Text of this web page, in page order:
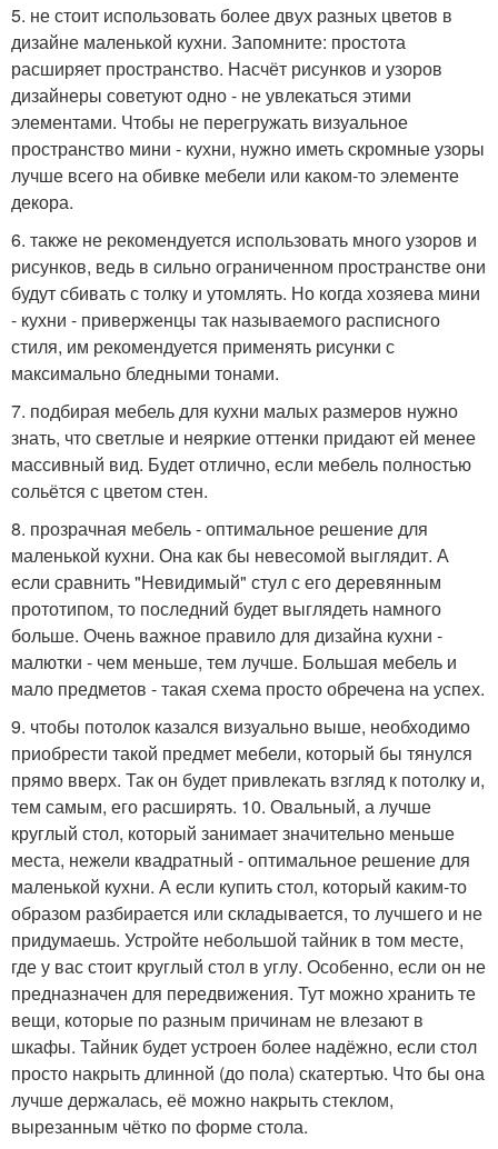
5. не стоит использовать более двух разных цветов в
дизайне маленькой кухни. Запомните: простота
расширяет пространство. Насчёт рисунков и узоров
дизайнеры советуют одно - не увлекаться этими
элементами. Чтобы не перегружать визуальное
пространство мини - кухни, нужно иметь скромные узоры
лучше всего на обивке мебели или каком-то элементе
декора.
6. также не рекомендуется использовать много узоров и
рисунков, ведь в сильно ограниченном пространстве они
будут сбивать с толку и утомлять. Но когда хозяева мини
- кухни - приверженцы так называемого расписного
стиля, им рекомендуется применять рисунки с
максимально бледными тонами.
7. подбирая мебель для кухни малых размеров нужно
знать, что светлые и неяркие оттенки придают ей менее
массивный вид. Будет отлично, если мебель полностью
сольётся с цветом стен.
8. прозрачная мебель - оптимальное решение для
маленькой кухни. Она как бы невесомой выглядит. А
если сравнить "Невидимый" стул с его деревянным
прототипом, то последний будет выглядеть намного
больше. Очень важное правило для дизайна кухни -
малютки - чем меньше, тем лучше. Большая мебель и
мало предметов - такая схема просто обречена на успех.
9. чтобы потолок казался визуально выше, необходимо
приобрести такой предмет мебели, который бы тянулся
прямо вверх. Так он будет привлекать взгляд к потолку и,
тем самым, его расширять. 10. Овальный, а лучше
круглый стол, который занимает значительно меньше
места, нежели квадратный - оптимальное решение для
маленькой кухни. А если купить стол, который каким-то
образом разбирается или складывается, то лучшего и не
придумаешь. Устройте небольшой тайник в том месте,
где у вас стоит круглый стол в углу. Особенно, если он не
предназначен для передвижения. Тут можно хранить те
вещи, которые по разным причинам не влезают в
шкафы. Тайник будет устроен более надёжно, если стол
просто накрыть длинной (до пола) скатертью. Что бы она
лучше держалась, её можно накрыть стеклом,
вырезанным чётко по форме стола.